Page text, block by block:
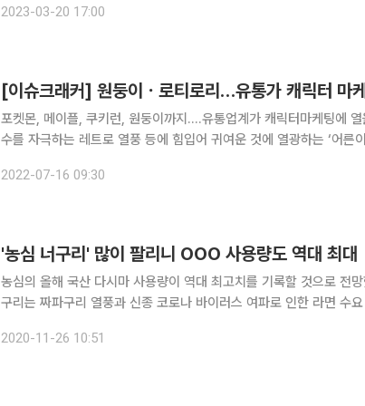
특허청에 ‘불그리’를 출원해 상표권 선점에 나섰
2023-03-20 17:00
[이슈크래커] 원둥이ㆍ로티로리…유통가 캐릭터 마
포켓몬, 메이플, 쿠키런, 원둥이까지....유통업계가 캐릭터마케팅에
수를 자극하는 레트로 열풍 등에 힘입어 귀여운 것에 열광하는 ‘어른
성공사례로 소개됐습니다. 이번 행사에서 이마트24X검은사막
2022-07-16 09:30
'농심 너구리' 많이 팔리니 OOO 사용량도 역대 최대
농심의 올해 국산 다시마 사용량이 역대 최고치를 기록할 것으로 전
구리는 짜파구리 열풍과 신종 코로나 바이러스 여파로 인한 라면 수
사용량도 역대 최고치인 500톤을 넘어설 것으로 내다봤다. 너구
2020-11-26 10:51